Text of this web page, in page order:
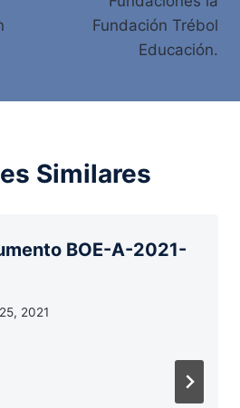
Fundación Trébol
Educación.
Similares
BOE-A-2021-
2021